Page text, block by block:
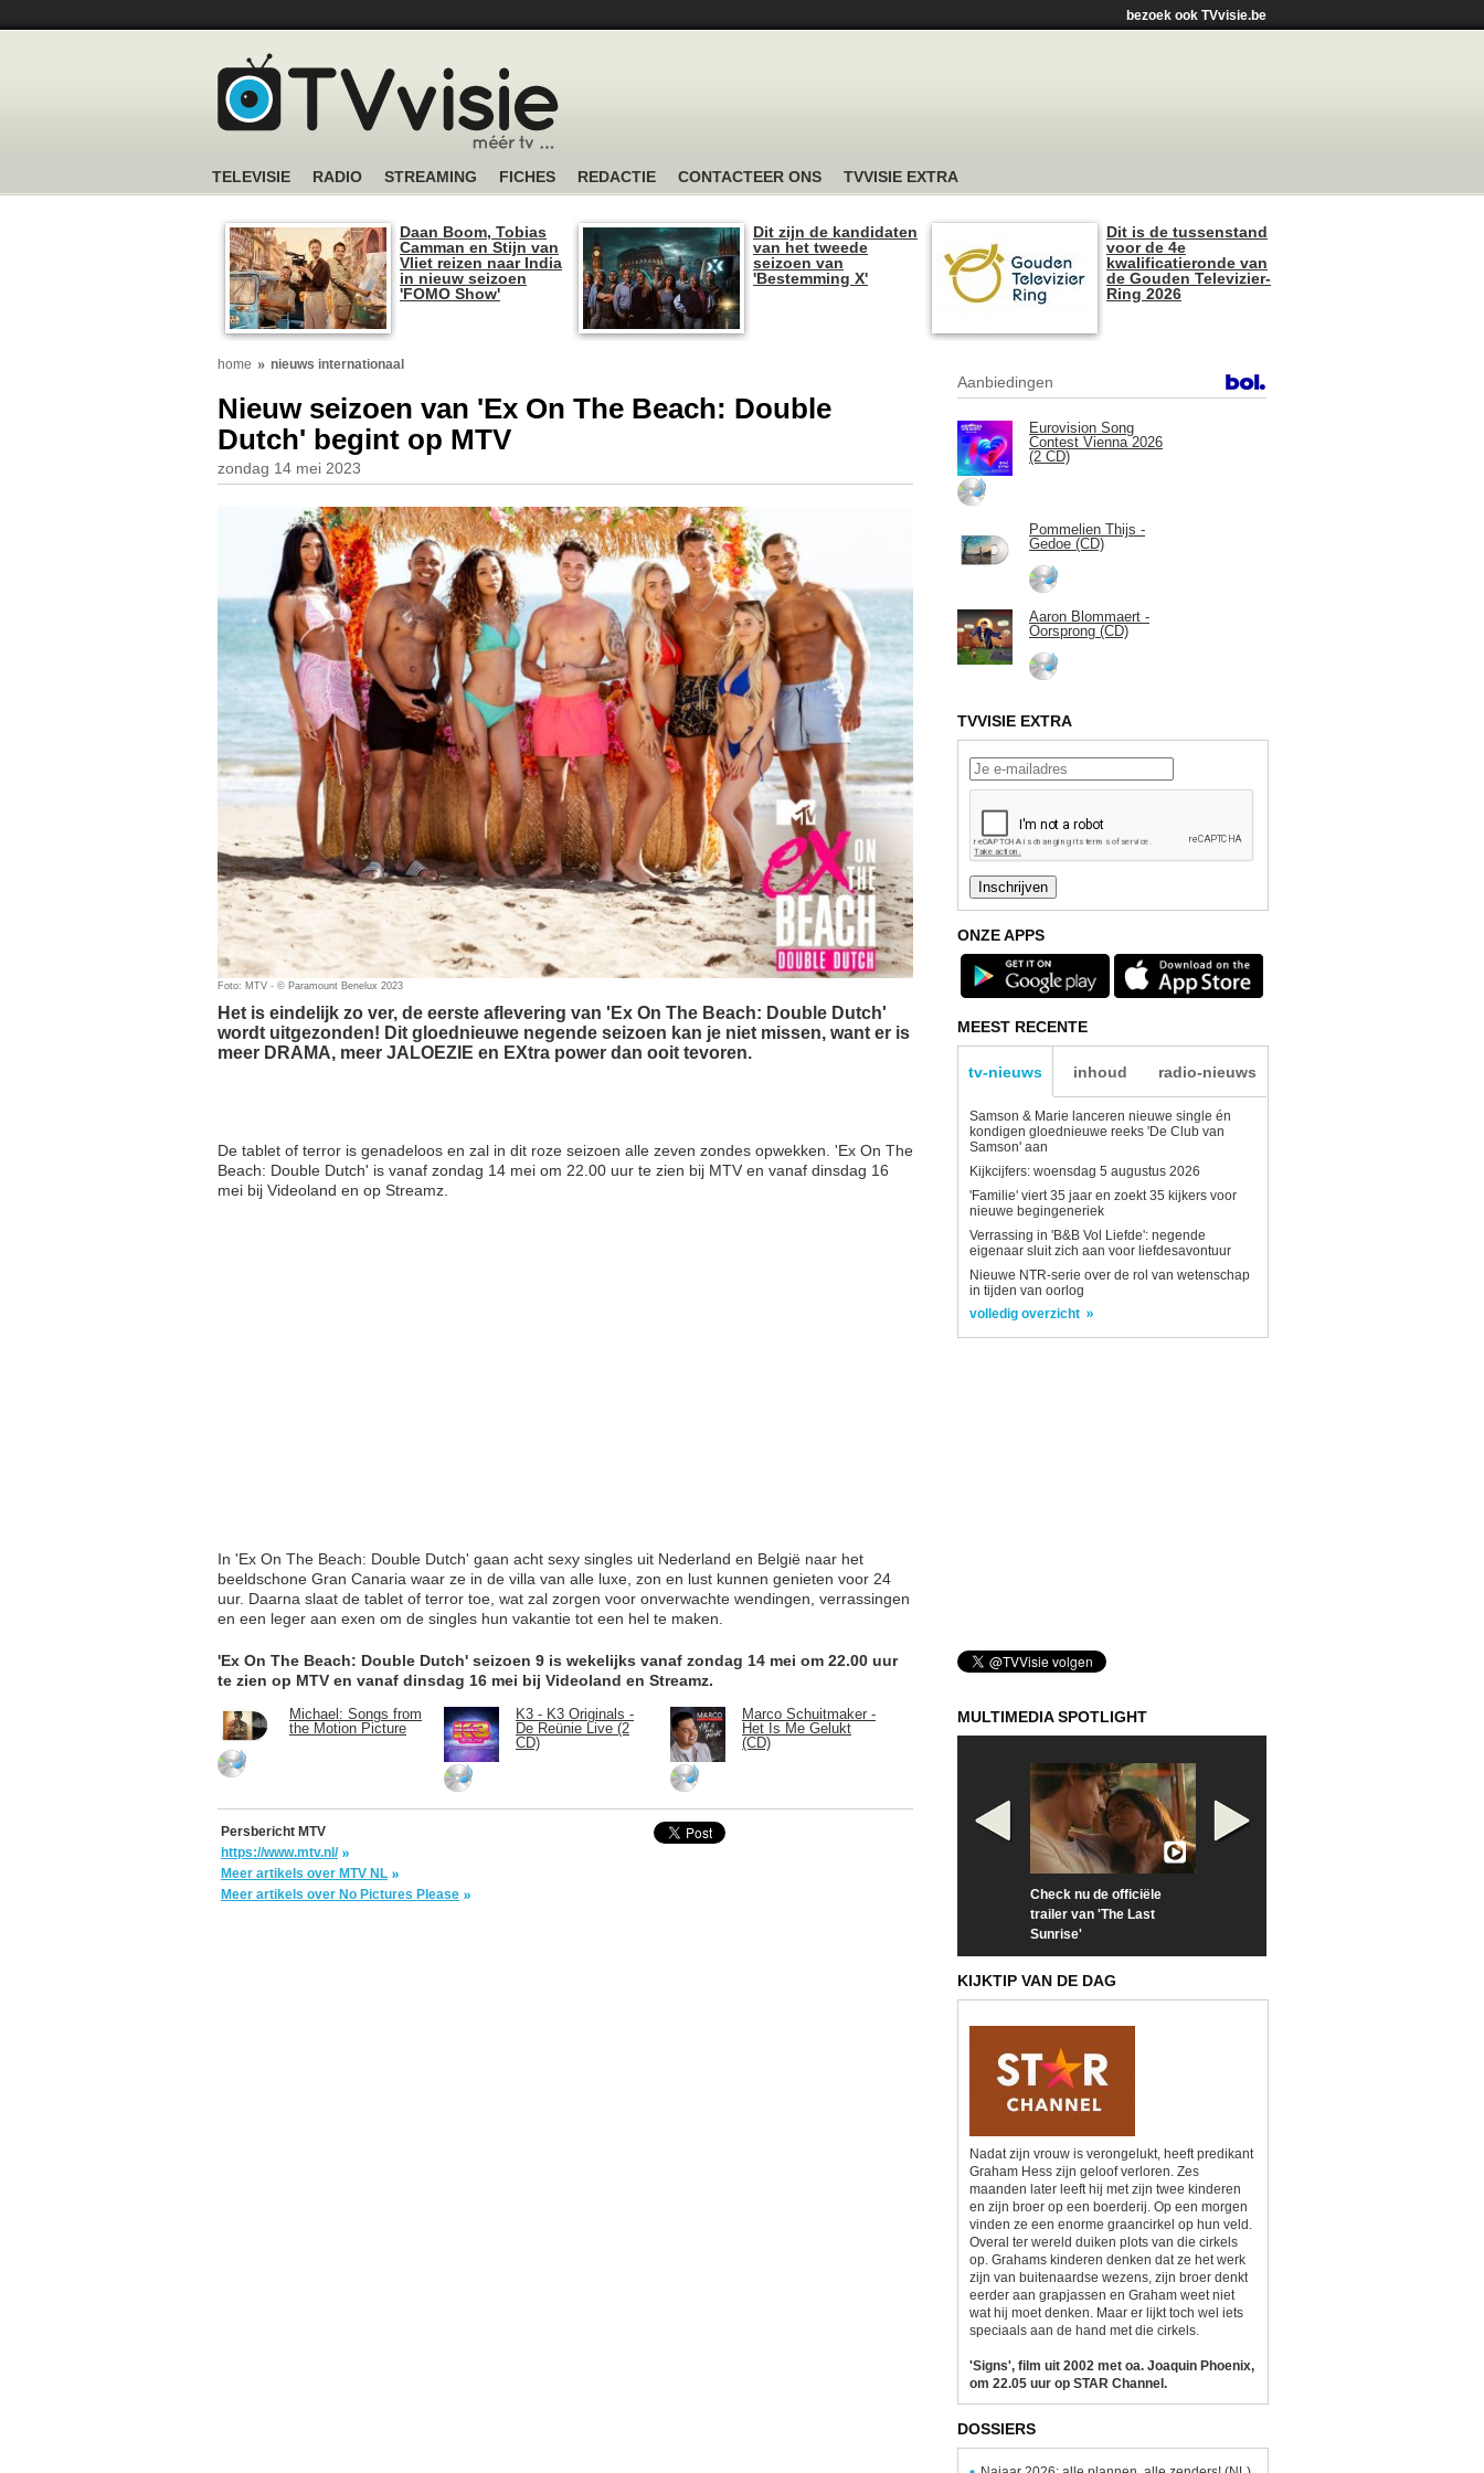
bezoek ook TVvisie.be
TELEVISIE RADIO STREAMING FICHES REDACTIE CONTACTEER ONS TVVISIE EXTRA
Daan Boom, Tobias
Camman en Stijn van
Vliet reizen naar India
in nieuw seizoen
'FOMO Show'
Dit zijn de kandidaten
van het tweede
seizoen van
'Bestemming X'
Dit is de tussenstand
voor de 4e
kwalificatieronde van
de Gouden Televizier-
Ring 2026
home nieuws internationaal
Nieuw seizoen van 'Ex On The Beach: Double
Dutch' begint op MTV
zondag 14 mei 2023
Foto: MTV - © Paramount Benelux 2023
Het is eindelijk zo ver, de eerste aflevering van 'Ex On The Beach: Double Dutch'
wordt uitgezonden! Dit gloednieuwe negende seizoen kan je niet missen, want er is
meer DRAMA, meer JALOEZIE en EXtra power dan ooit tevoren.
De tablet of terror is genadeloos en zal in dit roze seizoen alle zeven zondes opwekken. 'Ex On The
Beach: Double Dutch' is vanaf zondag 14 mei om 22.00 uur te zien bij MTV en vanaf dinsdag 16
mei bij Videoland en op Streamz.
In 'Ex On The Beach: Double Dutch' gaan acht sexy singles uit Nederland en België naar het
beeldschone Gran Canaria waar ze in de villa van alle luxe, zon en lust kunnen genieten voor 24
uur. Daarna slaat de tablet of terror toe, wat zal zorgen voor onverwachte wendingen, verrassingen
en een leger aan exen om de singles hun vakantie tot een hel te maken.
'Ex On The Beach: Double Dutch' seizoen 9 is wekelijks vanaf zondag 14 mei om 22.00 uur
te zien op MTV en vanaf dinsdag 16 mei bij Videoland en Streamz.
Michael: Songs from
the Motion Picture
K3 - K3 Originals -
De Reünie Live (2
CD)
Marco Schuitmaker -
Het Is Me Gelukt
(CD)
Persbericht MTV
https://www.mtv.nl/
Meer artikels over MTV NL
Meer artikels over No Pictures Please
Aanbiedingen
Eurovision Song
Contest Vienna 2026
(2 CD)
Pommelien Thijs -
Gedoe (CD)
Aaron Blommaert -
Oorsprong (CD)
TVVISIE EXTRA
ONZE APPS
MEEST RECENTE
tv-nieuws inhoud radio-nieuws
Samson & Marie lanceren nieuwe single én
kondigen gloednieuwe reeks 'De Club van
Samson' aan
Kijkcijfers: woensdag 5 augustus 2026
'Familie' viert 35 jaar en zoekt 35 kijkers voor
nieuwe begingeneriek
Verrassing in 'B&B Vol Liefde': negende
eigenaar sluit zich aan voor liefdesavontuur
Nieuwe NTR-serie over de rol van wetenschap
in tijden van oorlog
volledig overzicht
MULTIMEDIA SPOTLIGHT
Check nu de officiële
trailer van 'The Last
Sunrise'
KIJKTIP VAN DE DAG
Nadat zijn vrouw is verongelukt, heeft predikant
Graham Hess zijn geloof verloren. Zes
maanden later leeft hij met zijn twee kinderen
en zijn broer op een boerderij. Op een morgen
vinden ze een enorme graancirkel op hun veld.
Overal ter wereld duiken plots van die cirkels
op. Grahams kinderen denken dat ze het werk
zijn van buitenaardse wezens, zijn broer denkt
eerder aan grapjassen en Graham weet niet
wat hij moet denken. Maar er lijkt toch wel iets
speciaals aan de hand met die cirkels.
'Signs', film uit 2002 met oa. Joaquin Phoenix,
om 22.05 uur op STAR Channel.
DOSSIERS